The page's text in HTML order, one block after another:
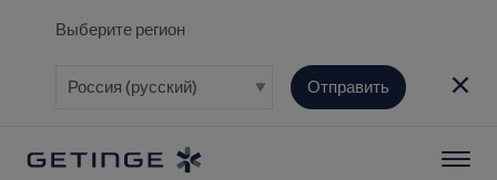
Выберите регион
Отправить